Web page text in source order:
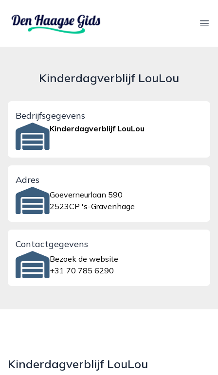
denhaagsegids.nl
Kinderdagverblijf LouLou
Bedrijfsgegevens
Kinderdagverblijf LouLou
Adres
Goeverneurlaan 590
2523CP 's-Gravenhage
Contactgegevens
Bezoek de website
+31 70 785 6290
Kinderdagverblijf LouLou